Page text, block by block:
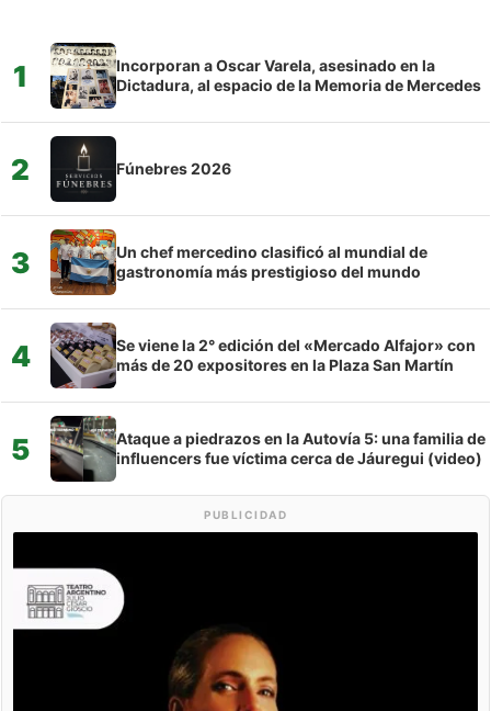
1
Incorporan a Oscar Varela, asesinado en la
Dictadura, al espacio de la Memoria de Mercedes
2 Fúnebres 2026
3
Un chef mercedino clasificó al mundial de
gastronomía más prestigioso del mundo
4
Se viene la 2° edición del «Mercado Alfajor» con
más de 20 expositores en la Plaza San Martín
5
Ataque a piedrazos en la Autovía 5: una familia de
influencers fue víctima cerca de Jáuregui (video)
PUBLICIDAD